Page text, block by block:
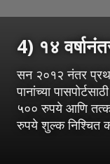
4) १४
सन २०१२ नंतर
पानांच्या
५०० रुपये आणि
रुपये शुल्क निश्चित